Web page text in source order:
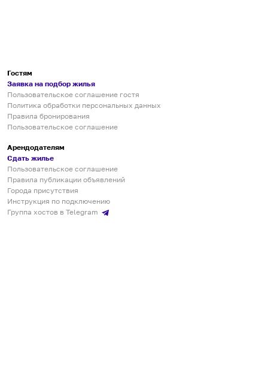
Гостям
Заявка на подбор жилья
Пользовательское соглашение гостя
Политика обработки персональных данных
Правила бронирования
Пользовательское соглашение
Арендодателям
Сдать жилье
Пользовательское соглашение
Правила публикации объявлений
Города присутствия
Инструкция по подключению
Группа хостов в Telegram